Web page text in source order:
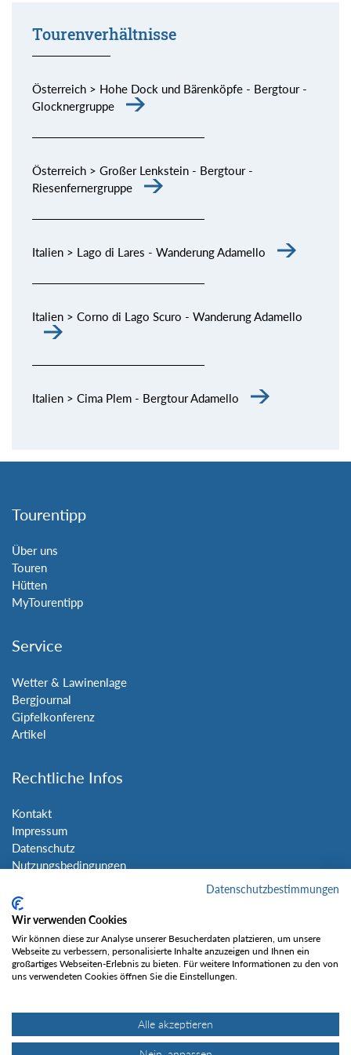
Tourenverhältnisse
Österreich > Hohe Dock und Bärenköpfe - Bergtour -
Glocknergruppe
Österreich > Großer Lenkstein - Bergtour -
Riesenfernergruppe
Italien > Lago di Lares - Wanderung Adamello
Italien > Corno di Lago Scuro - Wanderung Adamello
Italien > Cima Plem - Bergtour Adamello
Tourentipp
Über uns
Touren
Hütten
MyTourentipp
Service
Wetter & Lawinenlage
Bergjournal
Gipfelkonferenz
Artikel
Rechtliche Infos
Kontakt
Impressum
Datenschutz
Nutzungsbedingungen
Social Media
Gefällt mir
Datenschutzbestimmungen
Wir verwenden Cookies
Wir können diese zur Analyse unserer Besucherdaten platzieren, um unsere
Webseite zu verbessern, personalisierte Inhalte anzuzeigen und Ihnen ein
großartiges Webseiten-Erlebnis zu bieten. Für weitere Informationen zu den von
uns verwendeten Cookies öffnen Sie die Einstellungen.
Alle akzeptieren